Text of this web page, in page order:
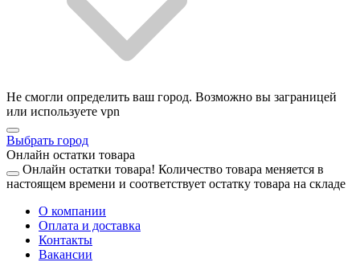
Не смогли определить ваш город. Возможно вы заграницей
или используете vpn
Выбрать город
Онлайн остатки товара
Онлайн остатки товара! Количество товара меняется в
настоящем времени и соответствует остатку товара на складе
О компании
Оплата и доставка
Контакты
Вакансии